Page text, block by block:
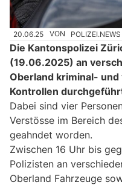
20.06.25 VON
Die Kantonspolizei
(19.06.2025) an
Oberland kriminal-
Kontrollen
Dabei sind vier
Verstösse im Bereich
geahndet worden.
Zwischen 16 Uhr bis
Polizisten an
Oberland Fahrzeuge